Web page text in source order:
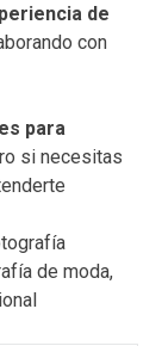
de
con
para
si necesitas
de moda,